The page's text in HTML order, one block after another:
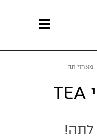
מארזי תה
מארז סרמוני TEA
לתה!